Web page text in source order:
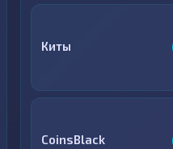
Киты
CoinsBlack